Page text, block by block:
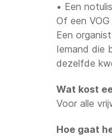
• Een
Of een
Een
Iemand die
dezelfde
Wat kost
Voor alle
Hoe gaat